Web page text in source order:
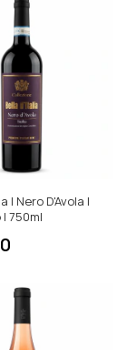
| Nero D'Avola |
750ml